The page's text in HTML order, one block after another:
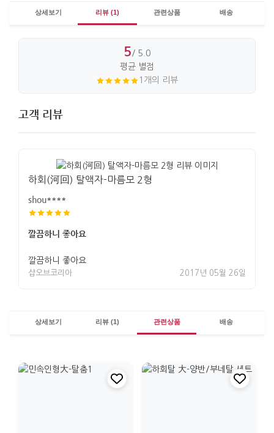
상세보기 리뷰 (1) 관련상품 배송
5/ 5.0
평균 별점
1개의 리뷰
고객 리뷰
하회(河回) 탈액자-마름모 2형
shou****
깔끔하니 좋아요
깔끔하니 좋아요
샵오브코리아 2017년 05월 26일
상세보기 리뷰 (1) 관련상품 배송